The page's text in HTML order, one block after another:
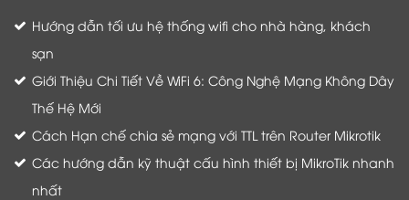
Hướng dẫn tối ưu hệ thống wifi cho nhà hàng, khách
sạn
Giới Thiệu Chi Tiết Về WiFi 6: Công Nghệ Mạng Không Dây
Thế Hệ Mới
Cách Hạn chế chia sẻ mạng với TTL trên Router Mikrotik
Các hướng dẫn kỹ thuật cấu hình thiết bị MikroTik nhanh
nhất